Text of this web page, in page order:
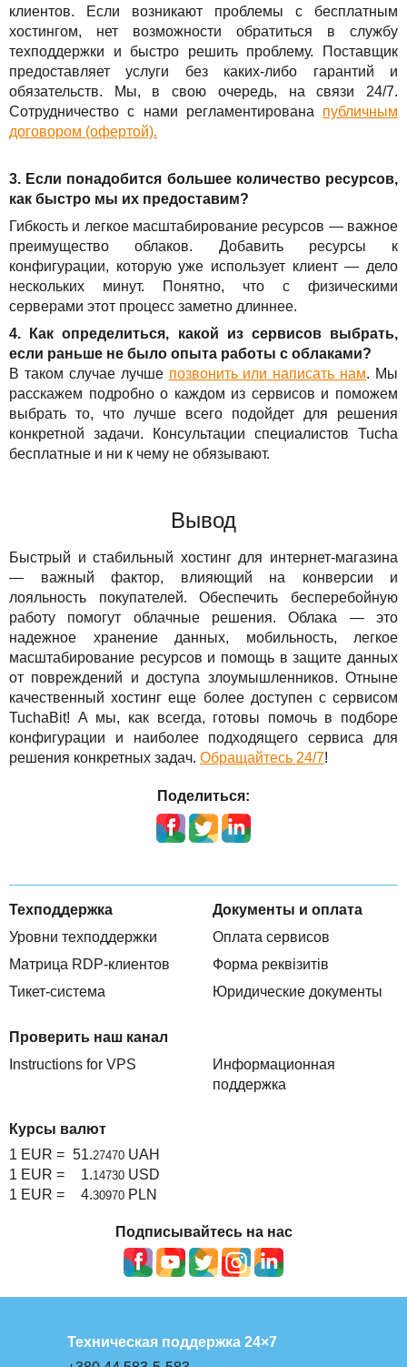
клиентов. Если возникают проблемы с бесплатным
хостингом, нет возможности обратиться в службу
техподдержки и быстро решить проблему. Поставщик
предоставляет услуги без каких-либо гарантий и
обязательств. Мы, в свою очередь, на связи 24/7.
Сотрудничество с нами регламентирована публичным
договором (офертой).
3. Если понадобится большее количество ресурсов,
как быстро мы их предоставим?
Гибкость и легкое масштабирование ресурсов — важное
преимущество облаков. Добавить ресурсы к
конфигурации, которую уже использует клиент — дело
нескольких минут. Понятно, что с физическими
серверами этот процесс заметно длиннее.
4. Как определиться, какой из сервисов выбрать,
если раньше не было опыта работы с облаками?
В таком случае лучше позвонить или написать нам. Мы
расскажем подробно о каждом из сервисов и поможем
выбрать то, что лучше всего подойдет для решения
конкретной задачи. Консультации специалистов Tucha
бесплатные и ни к чему не обязывают.
Вывод
Быстрый и стабильный хостинг для интернет-магазина
— важный фактор, влияющий на конверсии и
лояльность покупателей. Обеспечить бесперебойную
работу помогут облачные решения. Облака — это
надежное хранение данных, мобильность, легкое
масштабирование ресурсов и помощь в защите данных
от повреждений и доступа злоумышленников. Отныне
качественный хостинг еще более доступен с сервисом
TuchaBit! А мы, как всегда, готовы помочь в подборе
конфигурации и наиболее подходящего сервиса для
решения конкретных задач. Обращайтесь 24/7!
Поделиться:
Техподдержка
Уровни техподдержки
Матрица RDP-клиентов
Тикет-система
Документы и оплата
Оплата сервисов
Форма реквізитів
Юридические документы
Проверить наш канал
Instructions for VPS
Информационная
поддержка
Курсы валют
1 EUR = 51.27470 UAH
1 EUR =
1.14730 USD
1 EUR =
4.30970 PLN
Подписывайтесь на нас
Техническая поддержка 24×7